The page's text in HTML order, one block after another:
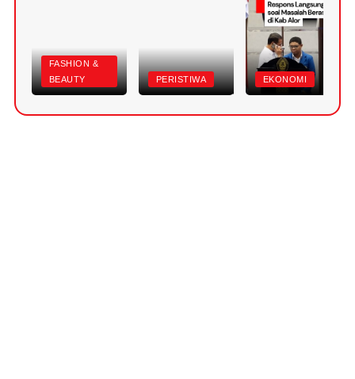
FASHION &
BEAUTY
PERISTIWA EKONOMI